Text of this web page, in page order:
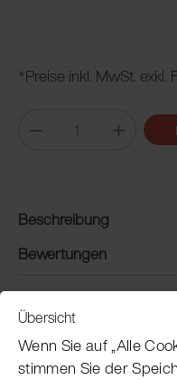
*Preise inkl. MwSt. exkl.
Beschreibung
Bewertungen
Übersicht
Wenn Sie auf „Alle
stimmen Sie der